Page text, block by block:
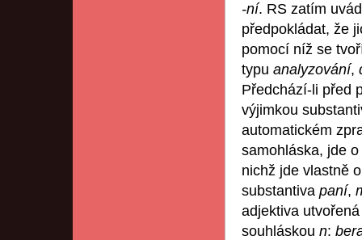
-ní. RS zatím
předpokládat, že
pomocí níž se
typu analyzování,
Předchází-li před
výjimkou
automatickém
samohláska, jde
nichž jde vlastně
substantiva paní,
adjektiva
souhláskou n: